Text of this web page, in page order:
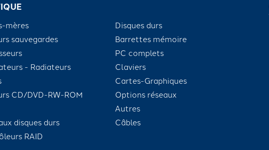
mères
Disques durs
sauvegardes
Barrettes mémoire
PC complets
- Radiateurs
Claviers
Cartes-Graphiques
CD/DVD-RW-ROM
Options réseaux
Autres
disques durs
Câbles
RAID